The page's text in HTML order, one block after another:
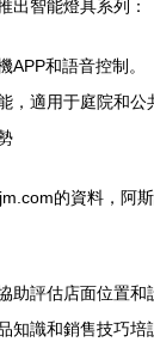
出智能燈具系列：
APP和語音控制。
，適用于庭院和公
的資料，阿
助評估店面位置和
知識和銷售技巧培